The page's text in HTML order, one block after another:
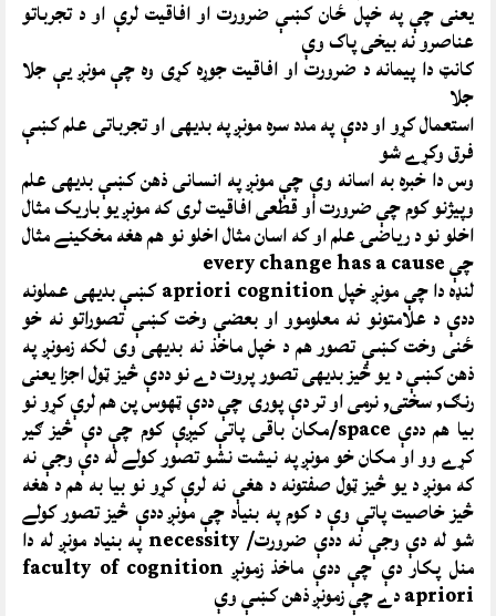
یعنی چې په خپل ځان کښې ضرورت او افاقیت لرې او د تجرباتو
عناصرو نه بیخی پاک وې
کانټ دا پیمانه د ضرورت او افاقیت جوړه کړی وه چې مونږ یې جلا
جلا
استعمال کړو او ددې په مدد سره مونږ په بدیهی او تجرباتی علم کښې
فرق وکړے شو
وس دا خبره به اسانه وې چې مونږ په انسانی ذهن کښې بدیهی علم
وپیژنو کوم چې ضرورت او قطعی افاقیت لری که مونږ یو باریک مثال
اخلو نو د ریاضۍ علم او که اسان مثال اخلو نو هم هغه مخکینے مثال
چې every change has a cause
لنډه دا چې مونږ خپل apriori cognition کښې بدیهی عملونه
ددې د علامتونو نه معلوموو او بعضې وخت کښې تصوراتو نه خو
ځنی وخت کښې تصور هم د خپل ماخذ نه بدیهی وی لکه زمونږ په
ذهن کښې د یو څیز بدیهی تصور پروت دے نو ددې څیز ټول اجزا یعنی
رنګ, سختی, نرمی او تر دې پوری چې ددې ټهوس پن هم لرې کړو نو
بیا هم ددې space/مکان باقی پاتې کیږې کوم چې دې څیز ګیر
کړے وو او مکان خو مونږ په نیشت نشو تصور کولے له دې وجې نه
که مونږ د یو څیز ټول صفتونه د هغې نه لرې کړو نو بیا به هم د هغه
څیز خاصیت پاتې وې د کوم په بنیاد چې مونږ ددې څیز تصور کولے
شو له دې وجې نه ددې ضرورت/ necessity په بنیاد مونږ له دا
منل پکار دې چې ددې ماخذ زمونږ faculty of cognition
apriori دے چې زمونږ ذهن کښې وې